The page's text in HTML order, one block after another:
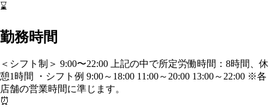
⌛
勤務時間
＜シフト制＞ 9:00〜22:00 上記の中で所定労働時間：8時間、休
憩1時間 ・シフト例 9:00～18:00 11:00～20:00 13:00～22:00 ※各
店舗の営業時間に準じます。
⏰